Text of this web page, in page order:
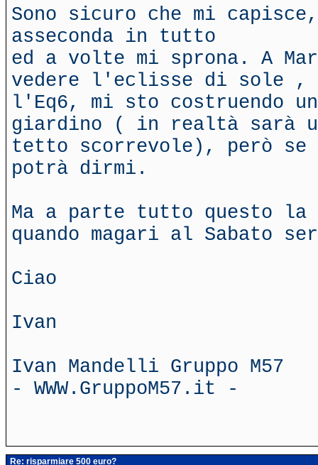
Sono sicuro che mi
asseconda in tutto
ed a volte mi sprona. A
vedere l'eclisse di sole , a
l'Eq6, mi sto costruendo
giardino ( in realtà sarà
tetto scorrevole), però se
potrà dirmi.
Ma a parte tutto questo
quando magari al
Ciao
Ivan
Ivan Mandelli Gruppo M57
- WWW.GruppoM57.it -
Re: risparmiare 500 euro?